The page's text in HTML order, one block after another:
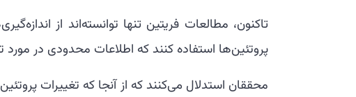
تاکنون، مطالعات فریتین تنها توانسته‌اند از
پروتئین‌ها استفاده کنند که اطلاعات محدودی در مورد
محققان استدلال می‌کنند که از آنجا که تغییرات